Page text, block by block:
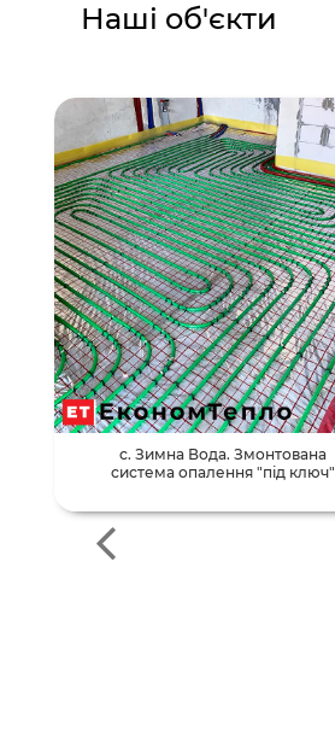
Наші об'єкти
с. Зимна Вода. Змонтована
система опалення "під ключ"